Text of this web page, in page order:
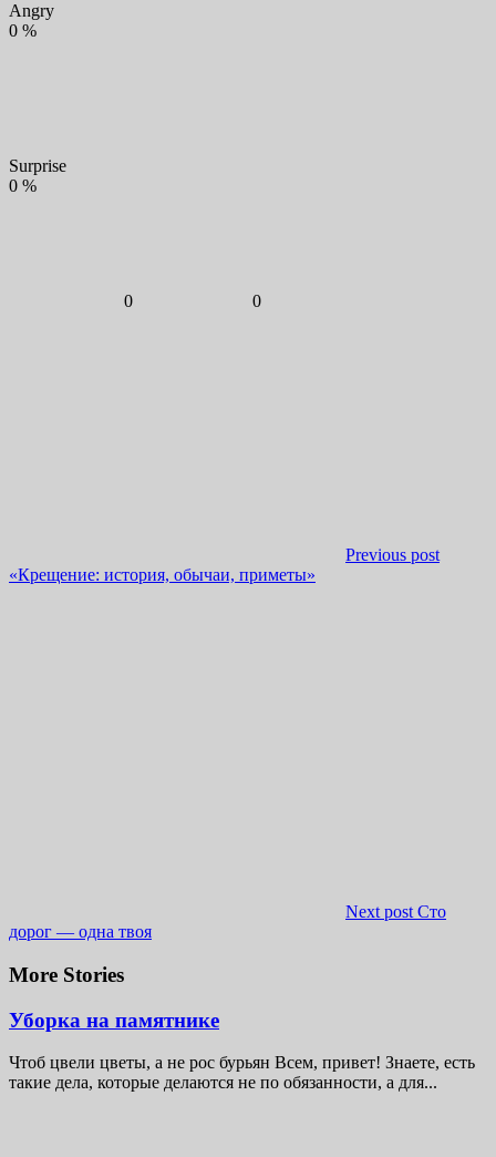
Angry
0 %
Surprise
0 %
0 0
Previous post
«Крещение: история, обычаи, приметы»
Next post Сто
дорог — одна твоя
More Stories
Уборка на памятнике
Чтоб цвели цветы, а не рос бурьян Всем, привет! Знаете, есть
такие дела, которые делаются не по обязанности, а для...